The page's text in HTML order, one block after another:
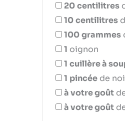
20centilitres
10centilitres
100grammes
1 oignon
1 cuillère à
1 pincée de
à votre goût
à votre goût